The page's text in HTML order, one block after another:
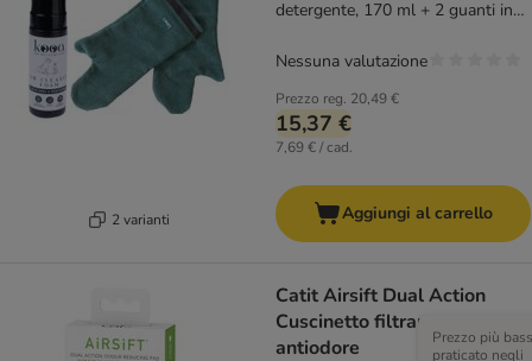
2 varianti
detergente, 170 ml + 2 guanti in
Prezzo reg. 20,49 €
15,37 €
7,69 € / cad.
Nessuna valutazione
Aggiungi al carrello
Catit Airsift Dual Action
Cuscinetto filtrante
antiodore
Prezzo più
praticato negli